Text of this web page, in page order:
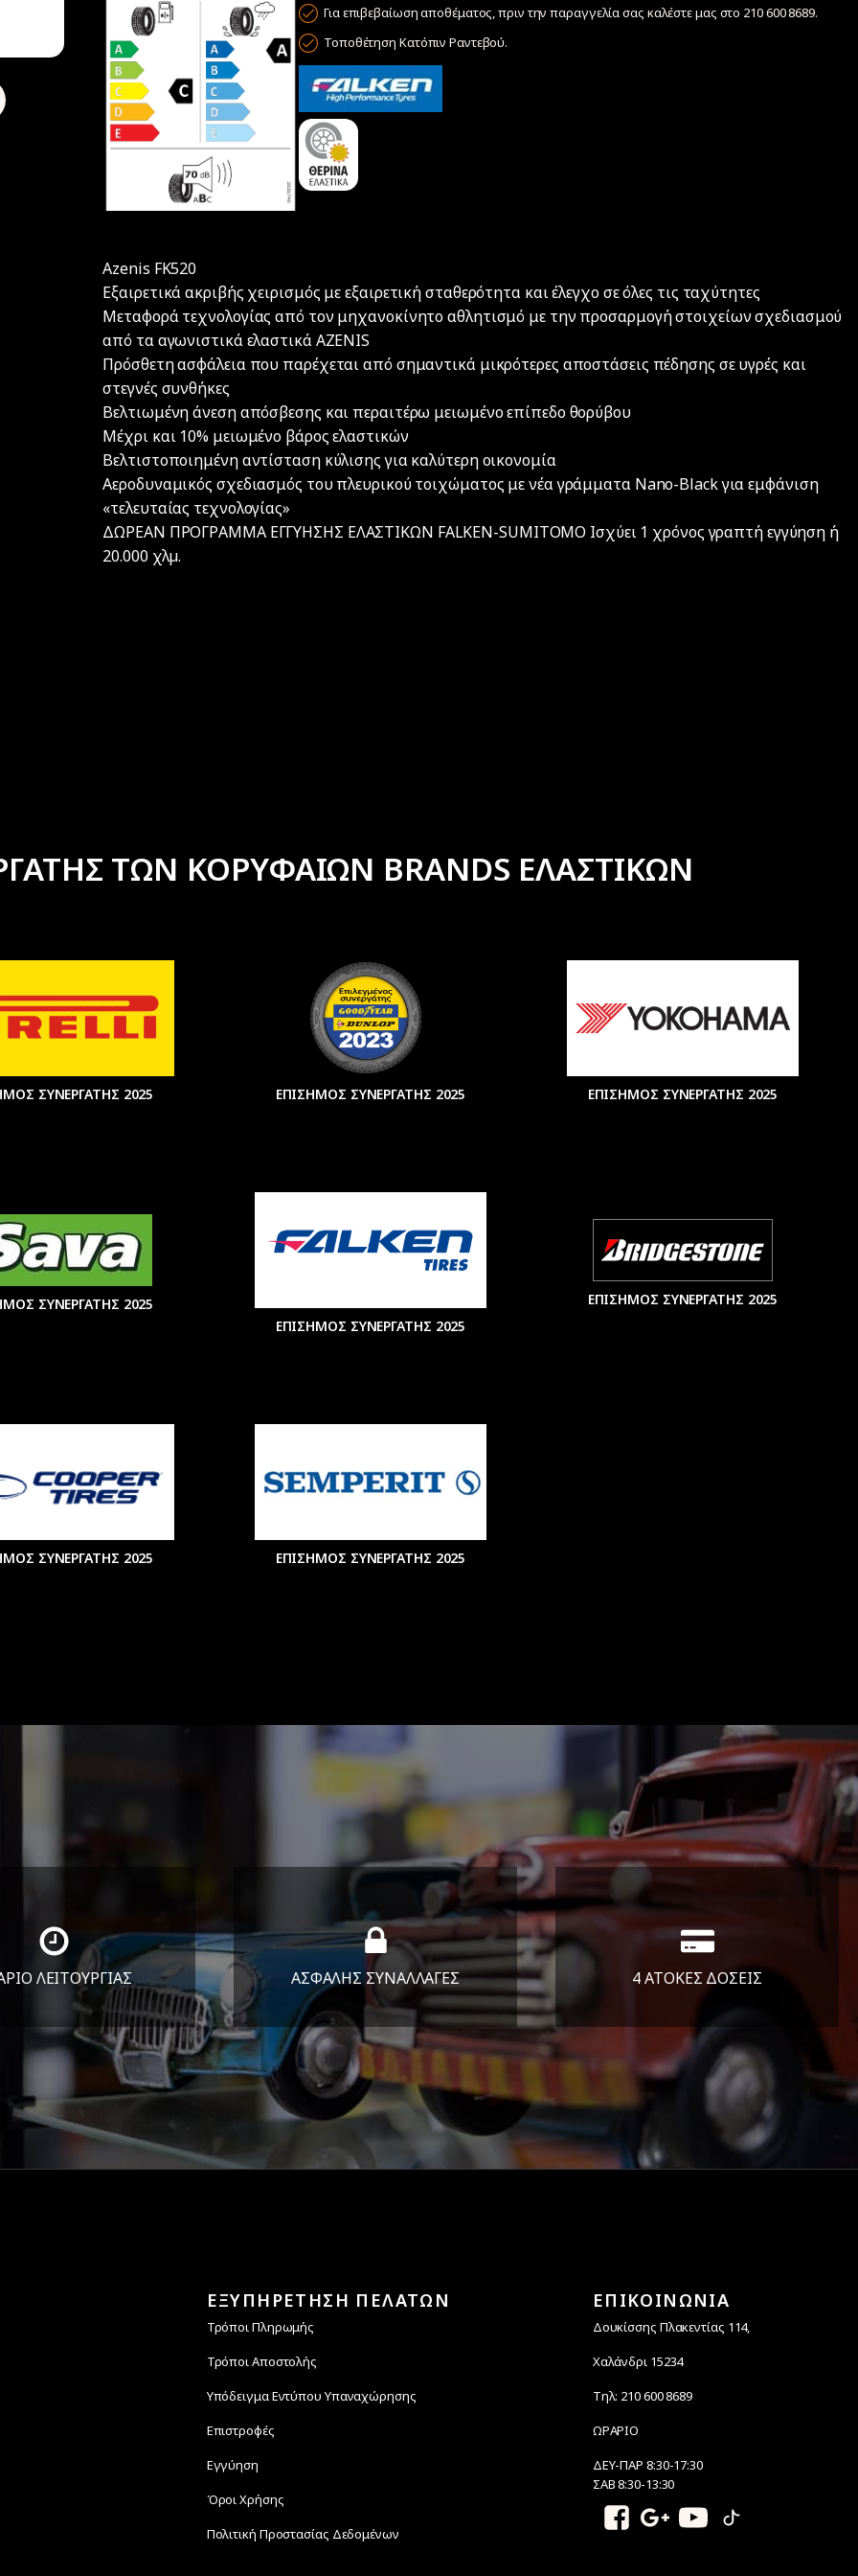
Για επιβεβαίωση αποθέματος, πριν την παραγγελία σας καλέστε μας στο 210 600 8689.
Τοποθέτηση Κατόπιν Ραντεβού.
Azenis FK520
Εξαιρετικά ακριβής χειρισμός με εξαιρετική σταθερότητα και έλεγχο σε όλες τις ταχύτητες
Μεταφορά τεχνολογίας από τον μηχανοκίνητο αθλητισμό με την προσαρμογή στοιχείων σχεδιασμού
από τα αγωνιστικά ελαστικά AZENIS
Πρόσθετη ασφάλεια που παρέχεται από σημαντικά μικρότερες αποστάσεις πέδησης σε υγρές και
στεγνές συνθήκες
Βελτιωμένη άνεση απόσβεσης και περαιτέρω μειωμένο επίπεδο θορύβου
Μέχρι και 10% μειωμένο βάρος ελαστικών
Βελτιστοποιημένη αντίσταση κύλισης για καλύτερη οικονομία
Αεροδυναμικός σχεδιασμός του πλευρικού τοιχώματος με νέα γράμματα Nano-Black για εμφάνιση
«τελευταίας τεχνολογίας»
ΔΩΡΕΑΝ ΠΡΟΓΡΑΜΜΑ ΕΓΓΥΗΣΗΣ ΕΛΑΣΤΙΚΩΝ FALKEN-SUMITOMO Iσχύει 1 χρόνος γραπτή εγγύηση ή
20.000 χλµ.
ΤΩΝ ΚΟΡΥΦΑΙΩΝ BRANDS ΕΛΑΣΤΙΚΩΝ
ΣΥΝΕΡΓΑΤΗΣ 2025
ΕΠΙΣΗΜΟΣ ΣΥΝΕΡΓΑΤΗΣ 2025 ΕΠΙΣΗΜΟΣ ΣΥΝΕΡΓΑΤΗΣ 2025
ΣΥΝΕΡΓΑΤΗΣ 2025
ΕΠΙΣΗΜΟΣ ΣΥΝΕΡΓΑΤΗΣ 2025
ΕΠΙΣΗΜΟΣ ΣΥΝΕΡΓΑΤΗΣ 2025
ΣΥΝΕΡΓΑΤΗΣ 2025 ΕΠΙΣΗΜΟΣ ΣΥΝΕΡΓΑΤΗΣ 2025
ΛΕΙΤΟΥΡΓΙΑΣ
ΠΑΡ 8:30-17:30
ΑΣΦΑΛΗΣ ΣΥΝΑΛΛΑΓΕΣ
Εγγυόμαστε την ασφάλεια
των συναλλαγών σας.
4 ΑΤΟΚΕΣ ΔΟΣΕΙΣ
Υποστηρίζουμε μέχρι και 4
άτοκες δόσεις
ΕΞΥΠΗΡΕΤΗΣΗ ΠΕΛΑΤΩΝ
Τρόποι Πληρωμής
Τρόποι Αποστολής
Υπόδειγμα Εντύπου Υπαναχώρησης
Επιστροφές
Εγγύηση
Όροι Χρήσης
Πολιτική Προστασίας Δεδομένων
ΕΠΙΚΟΙΝΩΝΙΑ
Δουκίσσης Πλακεντίας 114,
Χαλάνδρι 15234
Τηλ: 210 600 8689
ΩΡΑΡΙΟ
ΔΕΥ-ΠΑΡ 8:30-17:30
ΣΑΒ 8:30-13:30